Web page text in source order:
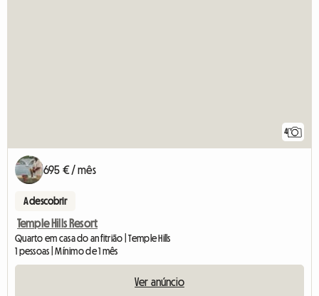
4
695 € / mês
A descobrir
Temple Hills Resort
Quarto em casa do anfitrião | Temple Hills
1 pessoas | Mínimo de 1 mês
Ver anúncio